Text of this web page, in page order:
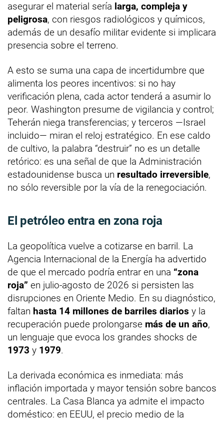
asegurar el material sería larga, compleja y
peligrosa, con riesgos radiológicos y químicos,
además de un desafío militar evidente si implicara
presencia sobre el terreno.
A esto se suma una capa de incertidumbre que
alimenta los peores incentivos: si no hay
verificación plena, cada actor tenderá a asumir lo
peor. Washington presume de vigilancia y control;
Teherán niega transferencias; y terceros —Israel
incluido— miran el reloj estratégico. En ese caldo
de cultivo, la palabra “destruir” no es un detalle
retórico: es una señal de que la Administración
estadounidense busca un resultado irreversible,
no sólo reversible por la vía de la renegociación.
El petróleo entra en zona roja
La geopolítica vuelve a cotizarse en barril. La
Agencia Internacional de la Energía ha advertido
de que el mercado podría entrar en una “zona
roja” en julio-agosto de 2026 si persisten las
disrupciones en Oriente Medio. En su diagnóstico,
faltan hasta 14 millones de barriles diarios y la
recuperación puede prolongarse más de un año,
un lenguaje que evoca los grandes shocks de
1973 y 1979.
La derivada económica es inmediata: más
inflación importada y mayor tensión sobre bancos
centrales. La Casa Blanca ya admite el impacto
doméstico: en EEUU, el precio medio de la